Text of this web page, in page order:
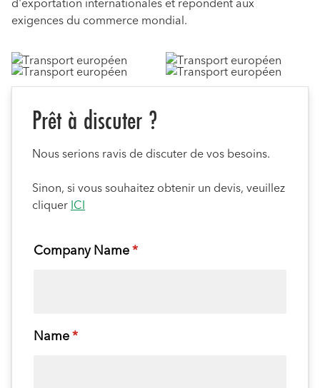
d'exportation internationales et répondent aux
exigences du commerce mondial.
Prêt à discuter ?
Nous serions ravis de discuter de vos besoins.
Sinon, si vous souhaitez obtenir un devis, veuillez
cliquer ICI
Company Name*
(required)
Name*
(required)